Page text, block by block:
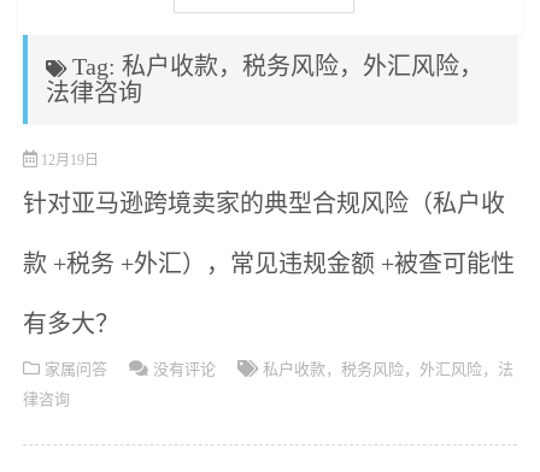
Tag: 私户收款，税务风险，外汇风险，
法律咨询
12月19日
针对亚马逊跨境卖家的典型合规风险（私户收
款 +税务 +外汇），常见违规金额 +被查可能性
有多大？
家属问答 没有评论
私户收款，税务风险，外汇风险，法
律咨询